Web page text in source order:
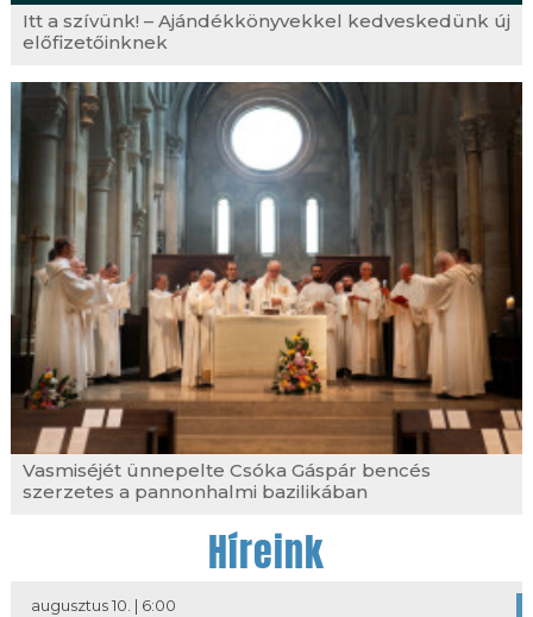
Itt a szívünk! – Ajándékkönyvekkel kedveskedünk új
előfizetőinknek
Vasmiséjét ünnepelte Csóka Gáspár bencés
szerzetes a pannonhalmi bazilikában
Híreink
augusztus 10. | 6:00